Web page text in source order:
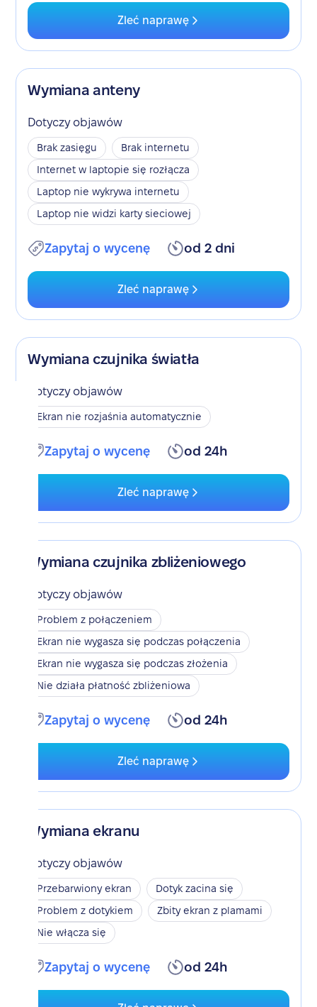
Zleć naprawę
Wymiana anteny
Dotyczy objawów
Brak zasięgu
Brak internetu
Internet w laptopie się rozłącza
Laptop nie wykrywa internetu
Laptop nie widzi karty sieciowej
Zapytaj o wycenę od 2 dni
Zleć naprawę
Wymiana czujnika światła
Dotyczy objawów
Ekran nie rozjaśnia automatycznie
Zapytaj o wycenę od 24h
Zleć naprawę
Wymiana czujnika zbliżeniowego
Dotyczy objawów
Problem z połączeniem
Ekran nie wygasza się podczas połączenia
Ekran nie wygasza się podczas złożenia
Nie działa płatność zbliżeniowa
Zapytaj o wycenę od 24h
Zleć naprawę
Wymiana ekranu
Dotyczy objawów
Przebarwiony ekran
Dotyk zacina się
Problem z dotykiem
Zbity ekran z plamami
Nie włącza się
Zapytaj o wycenę od 24h